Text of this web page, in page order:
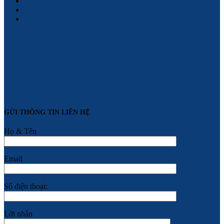
GỬI THÔNG TIN LIÊN HỆ
Họ & Tên
Email
Số điện thoại:
Lời nhắn